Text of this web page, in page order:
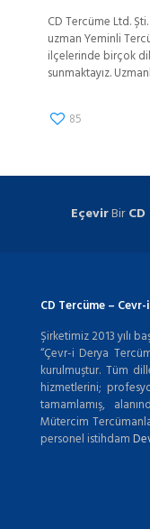
CD Tercüme Ltd.
uzman Yeminli
ilçelerinde birçok
sunmaktayız.
85
EçevirBir
CD Tercüme –
Şirketimiz 2013 yılı
“Çevr-i Derya
kurulmuştur. Tüm
hizmetlerini;
tamamlamış,
Mütercim
personel istihdam